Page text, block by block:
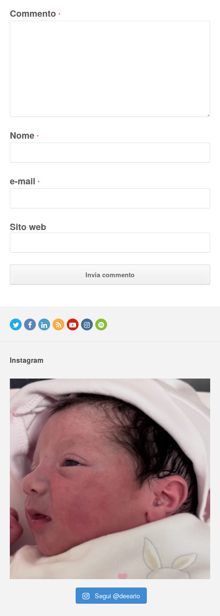
Commento *
Nome *
e-mail *
Sito web
Instagram
Segui @deeario